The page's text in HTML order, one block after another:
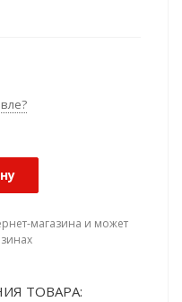
магазина и может
ТОВАРА: